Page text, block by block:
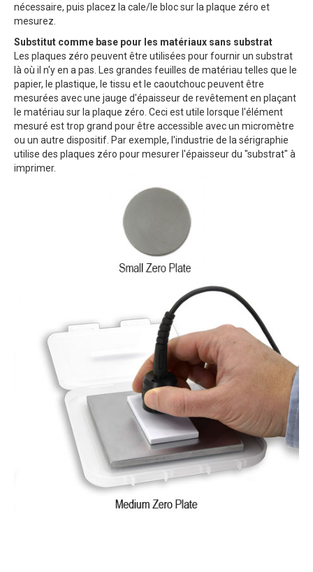
nécessaire, puis placez la cale/le bloc sur la plaque zéro et
mesurez.
Substitut comme base pour les matériaux sans substrat
Les plaques zéro peuvent être utilisées pour fournir un substrat
là où il n'y en a pas. Les grandes feuilles de matériau telles que le
papier, le plastique, le tissu et le caoutchouc peuvent être
mesurées avec une jauge d'épaisseur de revêtement en plaçant
le matériau sur la plaque zéro. Ceci est utile lorsque l'élément
mesuré est trop grand pour être accessible avec un micromètre
ou un autre dispositif. Par exemple, l'industrie de la sérigraphie
utilise des plaques zéro pour mesurer l'épaisseur du "substrat" à
imprimer.